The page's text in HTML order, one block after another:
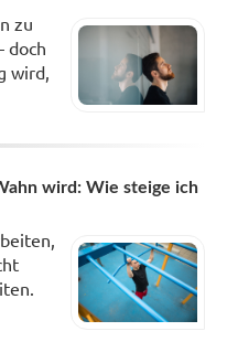
zu
doch
wird,
wird: Wie steige ich